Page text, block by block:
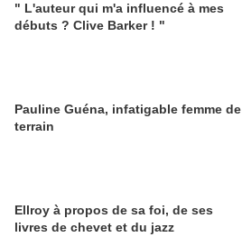
" L'auteur qui m'a influencé à mes
débuts ? Clive Barker ! "
Pauline Guéna, infatigable femme de
terrain
Ellroy à propos de sa foi, de ses
livres de chevet et du jazz